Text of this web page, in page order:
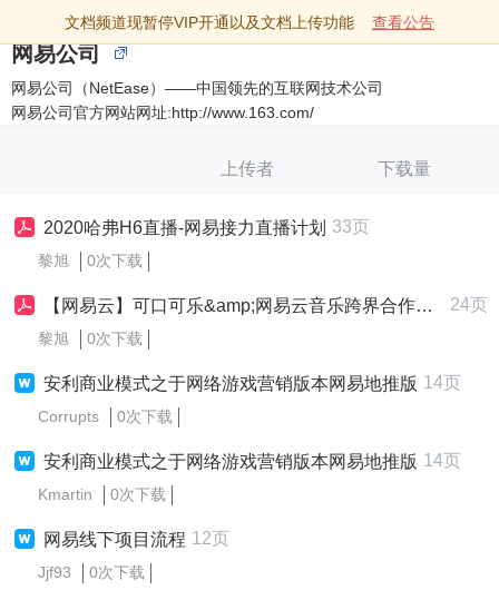
文档频道现暂停VIP开通以及文档上传功能 查看公告
网易公司
网易公司（NetEase）——中国领先的互联网技术公司
网易公司官方网站网址:http://www.163.com/
上传者 下载量
2020哈弗H6直播-网易接力直播计划 33页
黎旭 0次下载
【网易云】可口可乐&amp;网易云音乐跨界合作方案-22P 24页
黎旭 0次下载
安利商业模式之于网络游戏营销版本网易地推版 14页
Corrupts 0次下载
安利商业模式之于网络游戏营销版本网易地推版 14页
Kmartin 0次下载
网易线下项目流程 12页
Jjf93 0次下载